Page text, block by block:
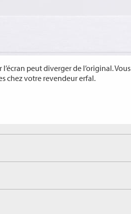
peut diverger de l’original. Vous
chez votre revendeur erfal.